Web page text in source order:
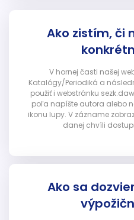
Ako zistím, či
V hornej časti našej
Katalógy/Periodiká a
použiť i webstránku
poľa napíšte autora alebo
ikonu lupy. V zázname
danej chvíli
Ako sa